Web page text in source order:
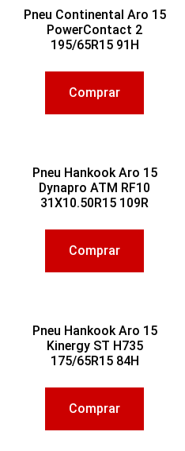
Pneu Continental Aro 15
PowerContact 2
195/65R15 91H
Comprar
Pneu Hankook Aro 15
Dynapro ATM RF10
31X10.50R15 109R
Comprar
Pneu Hankook Aro 15
Kinergy ST H735
175/65R15 84H
Comprar